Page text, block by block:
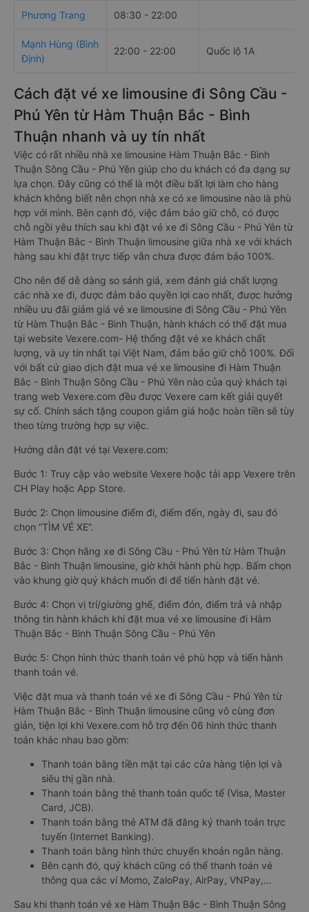
Phương Trang 08:30 - 22:00
Mạnh Hùng (Bình
Định)
22:00 - 22:00 Quốc lộ 1A
Cách đặt vé xe limousine đi Sông Cầu -
Phú Yên từ Hàm Thuận Bắc - Bình
Thuận nhanh và uy tín nhất
Việc có rất nhiều nhà xe limousine Hàm Thuận Bắc - Bình
Thuận Sông Cầu - Phú Yên giúp cho du khách có đa dạng sự
lựa chọn. Đây cũng có thể là một điều bất lợi làm cho hàng
khách không biết nên chọn nhà xe có xe limousine nào là phù
hợp với mình. Bên cạnh đó, việc đảm bảo giữ chỗ, có được
chỗ ngồi yêu thích sau khi đặt vé xe đi Sông Cầu - Phú Yên từ
Hàm Thuận Bắc - Bình Thuận limousine giữa nhà xe với khách
hàng sau khi đặt trực tiếp vẫn chưa được đảm bảo 100%.
Cho nên để dễ dàng so sánh giá, xem đánh giá chất lượng
các nhà xe đi, được đảm bảo quyền lợi cao nhất, được hưởng
nhiều ưu đãi giảm giá vé xe limousine đi Sông Cầu - Phú Yên
từ Hàm Thuận Bắc - Bình Thuận, hành khách có thể đặt mua
tại website Vexere.com- Hệ thống đặt vé xe khách chất
lượng, và uy tín nhất tại Việt Nam, đảm bảo giữ chỗ 100%. Đối
với bất cứ giao dịch đặt mua vé xe limousine đi Hàm Thuận
Bắc - Bình Thuận Sông Cầu - Phú Yên nào của quý khách tại
trang web Vexere.com đều được Vexere cam kết giải quyết
sự cố. Chính sách tặng coupon giảm giá hoặc hoàn tiền sẽ tùy
theo từng trường hợp sự việc.
Hướng dẫn đặt vé tại Vexere.com:
Bước 1: Truy cập vào website Vexere hoặc tải app Vexere trên
CH Play hoặc App Store.
Bước 2: Chọn limousine điểm đi, điểm đến, ngày đi, sau đó
chọn “TÌM VÉ XE”.
Bước 3: Chọn hãng xe đi Sông Cầu - Phú Yên từ Hàm Thuận
Bắc - Bình Thuận limousine, giờ khởi hành phù hợp. Bấm chọn
vào khung giờ quý khách muốn đi để tiến hành đặt vé.
Bước 4: Chọn vị trí/giường ghế, điểm đón, điểm trả và nhập
thông tin hành khách khi đặt mua vé xe limousine đi Hàm
Thuận Bắc - Bình Thuận Sông Cầu - Phú Yên
Bước 5: Chọn hình thức thanh toán vé phù hợp và tiến hành
thanh toán vé.
Việc đặt mua và thanh toán vé xe đi Sông Cầu - Phú Yên từ
Hàm Thuận Bắc - Bình Thuận limousine cũng vô cùng đơn
giản, tiện lợi khi Vexere.com hỗ trợ đến 06 hình thức thanh
toán khác nhau bao gồm:
Thanh toán bằng tiền mặt tại các cửa hàng tiện lợi và
siêu thị gần nhà.
Thanh toán bằng thẻ thanh toán quốc tế (Visa, Master
Card, JCB).
Thanh toán bằng thẻ ATM đã đăng ký thanh toán trực
tuyến (Internet Banking).
Thanh toán bằng hình thức chuyển khoản ngân hàng.
Bên cạnh đó, quý khách cũng có thể thanh toán vé
thông qua các ví Momo, ZaloPay, AirPay, VNPay,…
Sau khi thanh toán vé xe Hàm Thuận Bắc - Bình Thuận Sông